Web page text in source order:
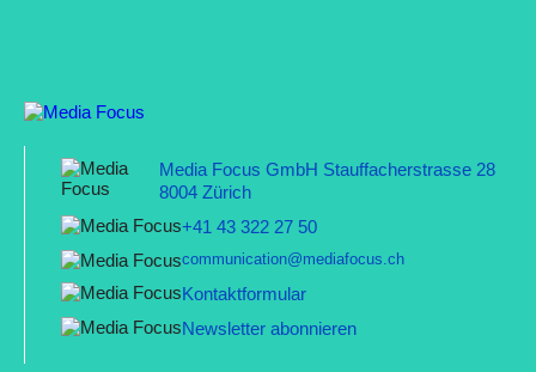
Media Focus GmbH Stauffacherstrasse 28
8004 Zürich
+41 43 322 27 50
communication@mediafocus.ch
Kontaktformular
Newsletter abonnieren